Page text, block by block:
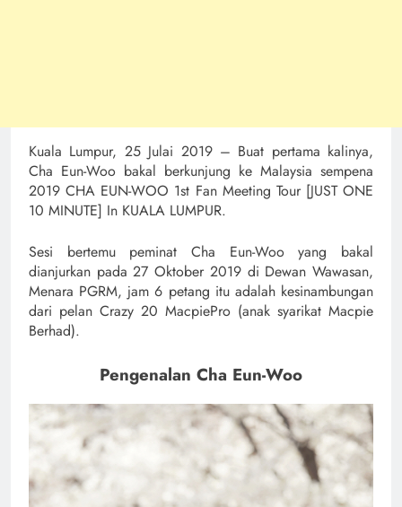
Kuala Lumpur, 25 Julai 2019 – Buat pertama kalinya,
Cha Eun-Woo bakal berkunjung ke Malaysia sempena
2019 CHA EUN-WOO 1st Fan Meeting Tour [JUST ONE
10 MINUTE] In KUALA LUMPUR.
Sesi bertemu peminat Cha Eun-Woo yang bakal
dianjurkan pada 27 Oktober 2019 di Dewan Wawasan,
Menara PGRM, jam 6 petang itu adalah kesinambungan
dari pelan Crazy 20 MacpiePro (anak syarikat Macpie
Berhad).
Pengenalan Cha Eun-Woo